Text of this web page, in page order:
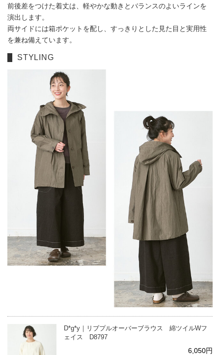
前後差をつけた着丈は、軽やかな動きとバランスのよいラインを
演出します。
両サイドには箱ポケットを配し、すっきりとした見た目と実用性
を兼ね備えています。
STYLING
D*g*y｜リブプルオーバーブラウス 綿ツイルWフ
ェイス D8797
6,050円